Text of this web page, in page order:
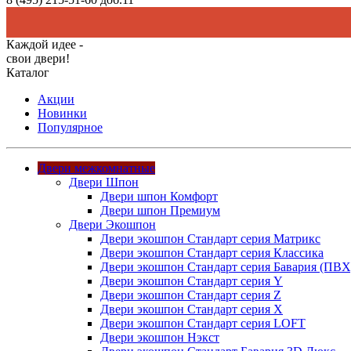
Каждой идее -
свои двери!
Каталог
Акции
Новинки
Популярное
Двери межкомнатные
Двери Шпон
Двери шпон Комфорт
Двери шпон Премиум
Двери Экошпон
Двери экошпон Стандарт серия Матрикс
Двери экошпон Стандарт серия Классика
Двери экошпон Стандарт серия Бавария
Двери экошпон Стандарт серия Y
Двери экошпон Стандарт серия Z
Двери экошпон Стандарт серия X
Двери экошпон Стандарт серия LOFT
Двери экошпон Нэкст